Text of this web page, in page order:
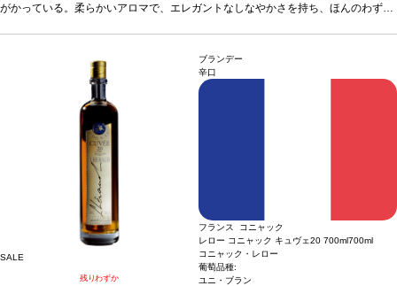
リッチでシャープな果物風味、魅力的なトーストの含みが、余韻の長い力強い後味
がかっている。柔らかいアロマで、エレガントなしなやかさを持ち、ほんのわずか
リッチでシャープな果物風味、魅力的なトーストの含みが、余韻の長い力強い後味
に伴われている。JKW
合う料理
SALE
残りわずか
ブランデー
辛口
フランス コニャック
レロー コニャック キュヴェ20 700ml700ml
コニャック・レロー
葡萄品種:
ユニ・ブラン